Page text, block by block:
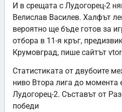
И в срещата с Лудогорец-2
Велислав Василев. Халфът
вероятно ще бъде готов за
отбора в 11-я кръг,
Крумовград, пише сайтът
Статистиката от двубоите
ниво Втора лига до момента
Лудогорец-2. Съставът от
победи